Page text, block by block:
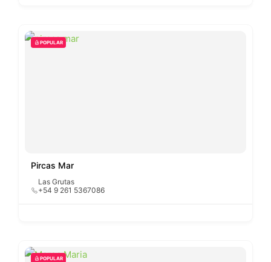
POPULAR
Pircas Mar
Las Grutas
+54 9 261 5367086
POPULAR